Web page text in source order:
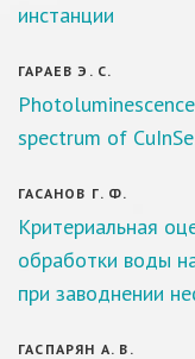
инстанции
ГАРАЕВ Э. С.
spectrum of
ГАСАНОВ Г. Ф.
Критериальная
обработки воды
при заводнении
ГАСПАРЯН А. В.